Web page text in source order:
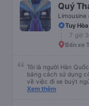
Quý
Tuy Hòa
7 giờ
Bến xe
Tôi là người Hàn
bằng cách sử dụng
về việc đi xe buýt
những bình luận
Xem thêm